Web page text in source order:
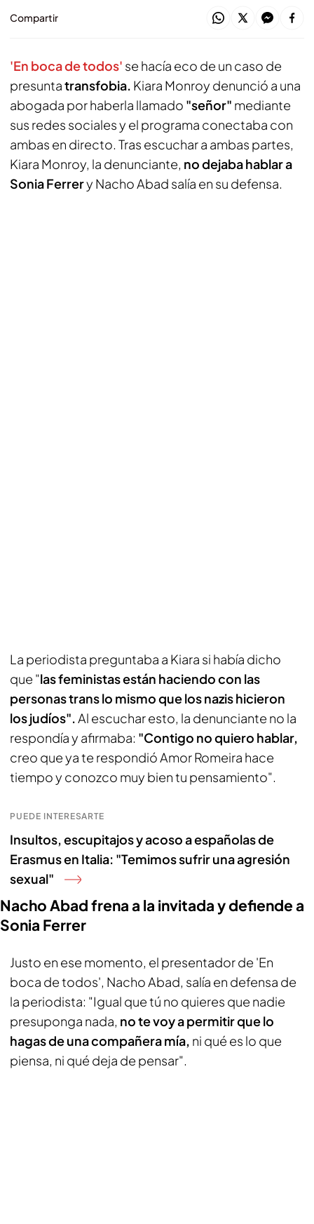
Compartir
'En boca de todos' se hacía eco de un caso de
presuntatransfobia. Kiara Monroy denunció a una
abogada por haberla llamado "señor" mediante
sus redes sociales y el programa conectaba con
ambas en directo. Tras escuchar a ambas partes,
Kiara Monroy, la denunciante, no dejaba hablar a
Sonia Ferrery Nacho Abad salía en su defensa.
La periodista preguntaba a Kiara si había dicho
que "las feministas están haciendo con las
personas trans lo mismo que los nazis hicieron
los judíos".Al escuchar esto, la denunciante no la
respondía y afirmaba: "Contigo no quiero hablar,
creo que ya te respondió Amor Romeira hace
tiempo y conozco muy bien tu pensamiento".
PUEDE INTERESARTE
Insultos, escupitajos y acoso a españolas de
Erasmus en Italia: "Temimos sufrir una agresión
sexual"
Nacho Abad frena a la invitada y defiende a
Sonia Ferrer
Justo en ese momento, el presentador de 'En
boca de todos', Nacho Abad, salía en defensa de
la periodista: "Igual que tú no quieres que nadie
presuponga nada, no te voy a permitir que lo
hagas de una compañera mía, ni qué es lo que
piensa, ni qué deja de pensar".